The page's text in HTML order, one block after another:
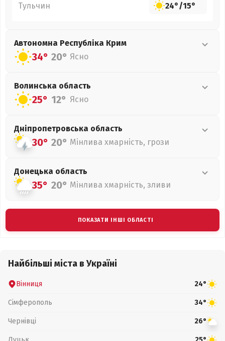
Тульчин 24°/15°
Автономна Республіка Крим
34° 20° Ясно
Волинська область
25° 12° Ясно
Дніпропетровська область
30° 20° Мінлива хмарність, грози
Донецька область
35° 20° Мінлива хмарність, зливи
ПОКАЗАТИ ІНШІ ОБЛАСТІ
Найбільші міста в Україні
Вінниця 24°
Сімферополь 34°
Чернівці 26°